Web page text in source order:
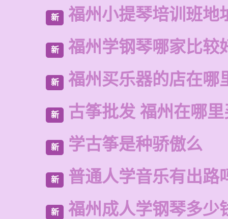
新 福州小提琴培训班地
新 福州学钢琴哪家比较
新 福州买乐器的店在哪
新 古筝批发 福州在哪
新 学古筝是种骄傲么
新 普通人学音乐有出路
新 福州成人学钢琴多少